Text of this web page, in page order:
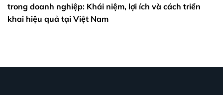
trong doanh nghiệp: Khái niệm, lợi ích và cách triển
khai hiệu quả tại Việt Nam